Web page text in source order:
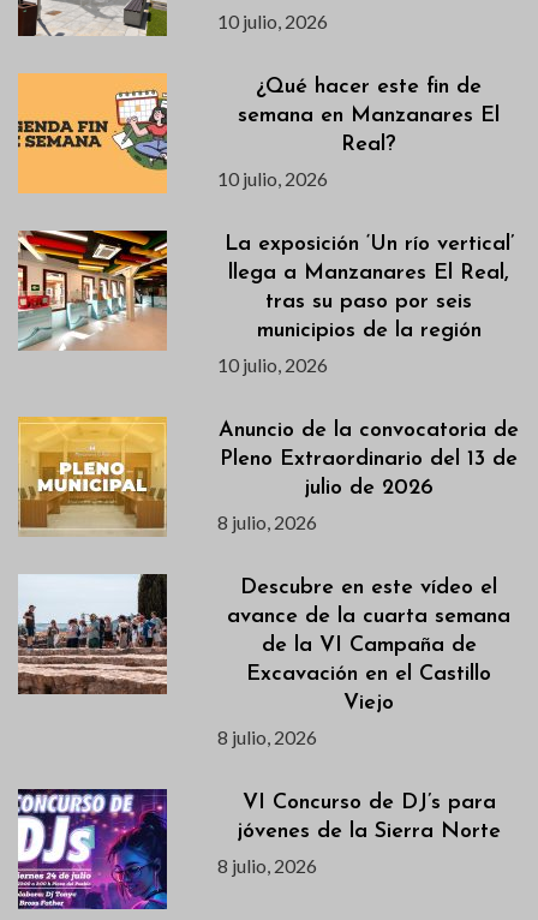
10 julio, 2026
¿Qué hacer este fin de
semana en Manzanares El
Real?
10 julio, 2026
La exposición ‘Un río vertical’
llega a Manzanares El Real,
tras su paso por seis
municipios de la región
10 julio, 2026
Anuncio de la convocatoria de
Pleno Extraordinario del 13 de
julio de 2026
8 julio, 2026
Descubre en este vídeo el
avance de la cuarta semana
de la VI Campaña de
Excavación en el Castillo
Viejo
8 julio, 2026
VI Concurso de DJ’s para
jóvenes de la Sierra Norte
8 julio, 2026